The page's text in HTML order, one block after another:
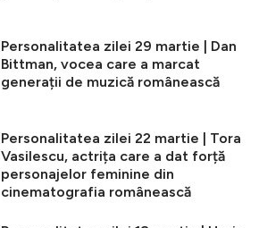
Personalitatea zilei 29 martie | Dan
Bittman, vocea care a marcat
generații de muzică românească
Personalitatea zilei 22 martie | Tora
Vasilescu, actrița care a dat forță
personajelor feminine din
cinematografia românească